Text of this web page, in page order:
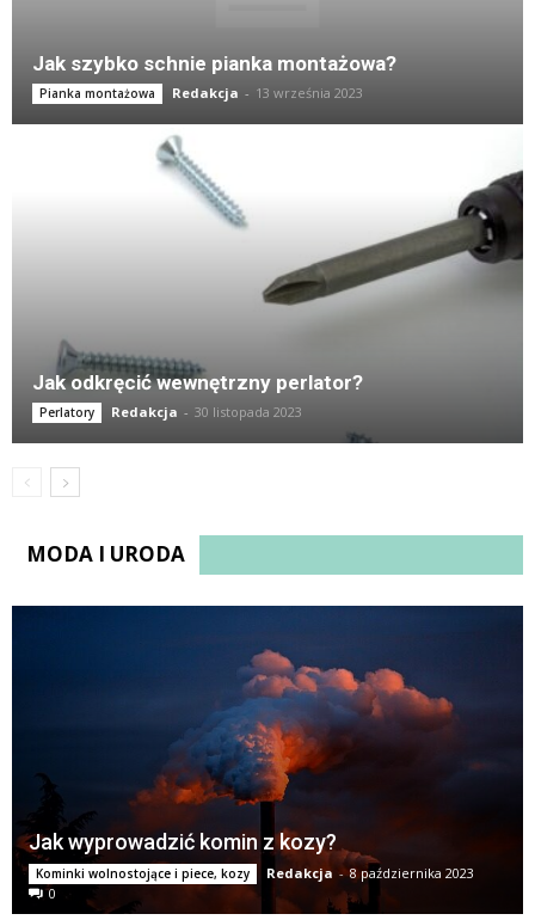
Jak szybko schnie pianka montażowa?
Pianka montażowa Redakcja - 13 września 2023
Jak odkręcić wewnętrzny perlator?
Perlatory Redakcja - 30 listopada 2023
MODA I URODA
Jak wyprowadzić komin z kozy?
Kominki wolnostojące i piece, kozy Redakcja - 8 października 2023
0